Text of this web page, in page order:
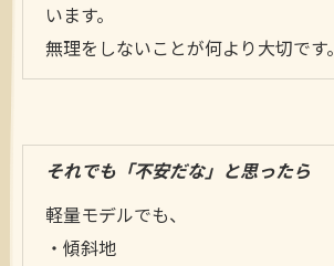
います。
無理をしないことが何より大切です。
それでも「不安だな」と思ったら
軽量モデルでも、
・傾斜地